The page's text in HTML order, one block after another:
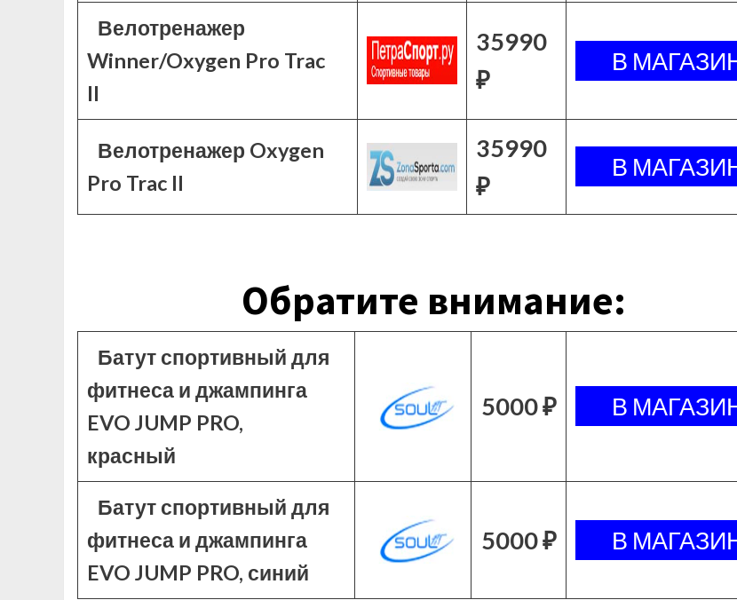
Велотренажер
Winner/Oxygen Pro Trac
II
35990
₽
Велотренажер Oxygen
Pro Trac II
35990
₽
Обратите внимание:
Батут спортивный для
фитнеса и джампинга
EVO JUMP PRO,
красный
5000 ₽
Батут спортивный для
фитнеса и джампинга
EVO JUMP PRO, синий
5000 ₽